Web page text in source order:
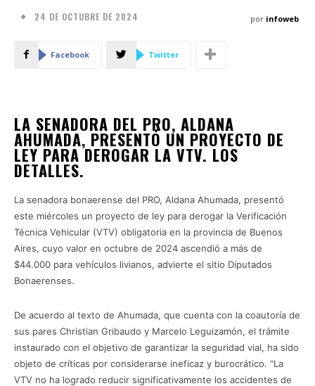
24 DE OCTUBRE DE 2024 por infoweb
Facebook Twitter
LA SENADORA DEL PRO, ALDANA
AHUMADA, PRESENTÓ UN PROYECTO DE
LEY PARA DEROGAR LA VTV. LOS
DETALLES.
La senadora bonaerense del PRO, Aldana Ahumada, presentó
este miércoles un proyecto de ley para derogar la Verificación
Técnica Vehicular (VTV) obligatoria en la provincia de Buenos
Aires, cuyo valor en octubre de 2024 ascendió a más de
$44.000 para vehículos livianos, advierte el sitio Diputados
Bonaerenses.
De acuerdo al texto de Ahumada, que cuenta con la coautoría de
sus pares Christian Gribaudo y Marcelo Leguizamón, el trámite
instaurado con el objetivo de garantizar la seguridad vial, ha sido
objeto de críticas por considerarse ineficaz y burocrático. “La
VTV no ha logrado reducir significativamente los accidentes de